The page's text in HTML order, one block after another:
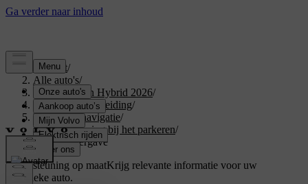
Support/
Alle auto's/
XC60 Plug-in Hybrid 2026/
Gebruikershandleiding/
Rijhulp en navigatie/
Ondersteuning bij het parkeren/
Parkeerweergave
Ondersteuning op maatKrijg relevante informatie voor uw
specifieke auto.